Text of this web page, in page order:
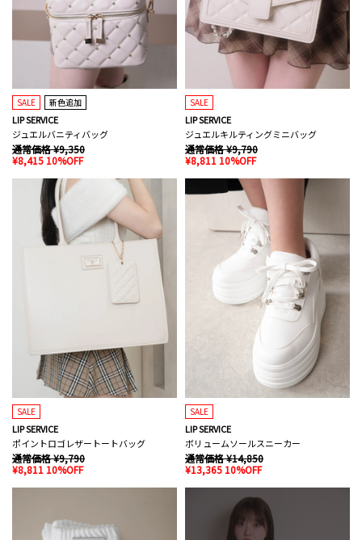
SALE 新色追加
LIP SERVICE
ジュエルバニティバッグ
通常価格 ¥9,350
¥8,415 10%OFF
SALE
LIP SERVICE
ジュエルキルティングミニバッグ
通常価格 ¥9,790
¥8,811 10%OFF
SALE
LIP SERVICE
ポイントロゴレザートートバッグ
通常価格 ¥9,790
¥8,811 10%OFF
SALE
LIP SERVICE
ボリュームソールスニーカー
通常価格 ¥14,850
¥13,365 10%OFF